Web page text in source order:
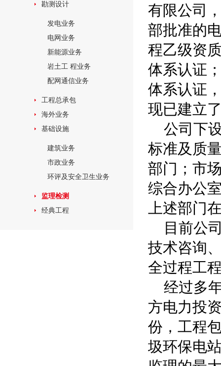
勘测设计
发电业务
电网业务
新能源业务
岩土工 程业务
配网通信业务
工程总承包
海外业务
基础设施
建筑业务
市政业务
环评及安全卫生业务
监理检测
经典工程
有限公司
部批准的
程乙级资
体系认证
体系认证
现已建立
公司下
标准及质
部门；市
综合办公
上述部门
目前公
技术咨询
全过程工
经过多
方电力投
份，工程
圾环保电